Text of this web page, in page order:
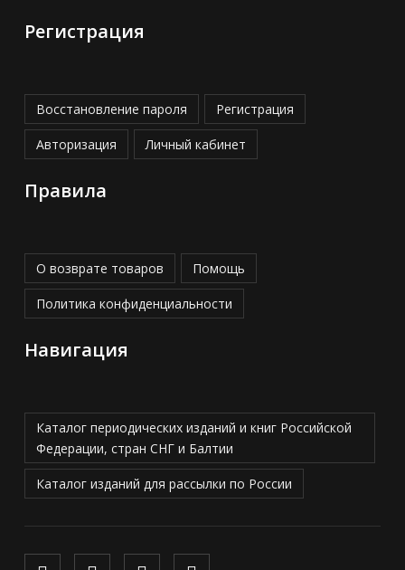
Регистрация
Восстановление пароля Регистрация
Авторизация Личный кабинет
Правила
О возврате товаров Помощь
Политика конфиденциальности
Навигация
Каталог периодических изданий и книг Российской
Федерации, стран СНГ и Балтии
Каталог изданий для рассылки по России